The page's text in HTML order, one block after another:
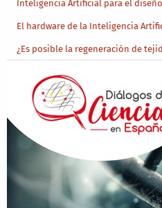
Inteligencia Artificial para el
El hardware de la Inteligencia
¿Es posible la regeneración de